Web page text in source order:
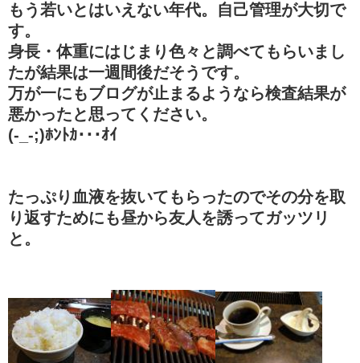
もう若いとはいえない年代。自己管理が大切で
す。
身長・体重にはじまり色々と調べてもらいまし
たが結果は一週間後だそうです。
万が一にもブログが止まるようなら検査結果が
悪かったと思ってください。
(-_-;)ﾎﾝﾄｶ･･･ｵｲ
たっぷり血液を抜いてもらったのでその分を取
り返すためにも昼から友人を誘ってガッツリ
と。